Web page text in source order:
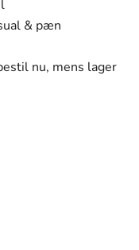
& pæn
nu, mens lager